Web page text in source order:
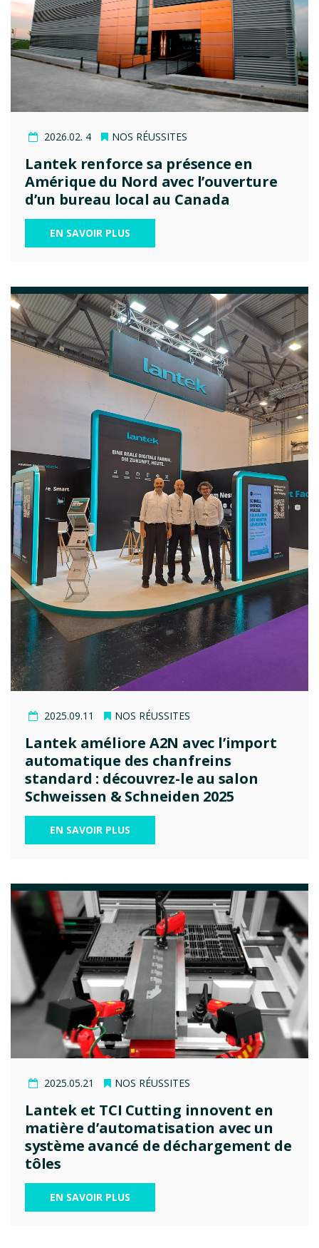
2026.02. 4 NOS RÉUSSITES
Lantek renforce sa présence en
Amérique du Nord avec l’ouverture
d’un bureau local au Canada
EN SAVOIR PLUS
2025.09.11 NOS RÉUSSITES
Lantek améliore A2N avec l’import
automatique des chanfreins
standard : découvrez-le au salon
Schweissen & Schneiden 2025
EN SAVOIR PLUS
2025.05.21 NOS RÉUSSITES
Lantek et TCI Cutting innovent en
matière d’automatisation avec un
système avancé de déchargement de
tôles
EN SAVOIR PLUS